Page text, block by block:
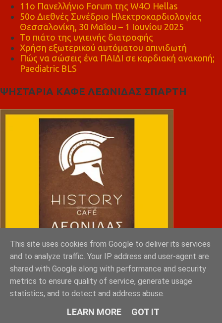
11ο Πανελλήνιο Forum της W4O Hellas
50ο Διεθνές Συνέδριο Ηλεκτροκαρδιολογίας
Θεσσαλονίκη, 30 Μαΐου – 1 Ιουνίου 2025
Το πιάτο της υγιεινής διατροφής
Χρήση εξωτερικού αυτόματου απινιδωτή
Πώς να σώσεις ένα ΠΑΙΔΙ σε καρδιακή ανακοπή;
Paediatric BLS
ΨΗΣΤΑΡΙΑ ΚΑΦΕ ΛΕΩΝΙΔΑΣ ΣΠΑΡΤΗ
This site uses cookies from Google to deliver its services
and to analyze traffic. Your IP address and user-agent are
shared with Google along with performance and security
metrics to ensure quality of service, generate usage
statistics, and to detect and address abuse.
LEARN MORE GOT IT